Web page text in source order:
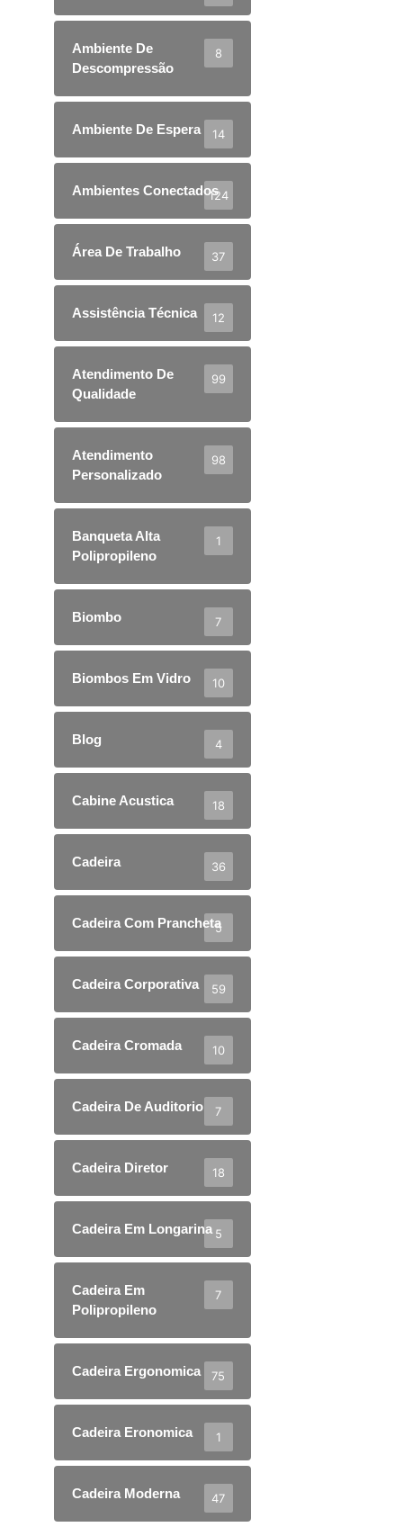
Ambiente De
Descompressão
8
Ambiente De Espera 14
Ambientes Conectados124
Área De Trabalho 37
Assistência Técnica 12
Atendimento De
Qualidade
99
Atendimento
Personalizado
98
Banqueta Alta
Polipropileno
1
Biombo 7
Biombos Em Vidro 10
Blog 4
Cabine Acustica 18
Cadeira 36
Cadeira Com Prancheta
5
Cadeira Corporativa 59
Cadeira Cromada 10
Cadeira De Auditorio 7
Cadeira Diretor 18
Cadeira Em Longarina 5
Cadeira Em
Polipropileno
7
Cadeira Ergonomica 75
Cadeira Eronomica 1
Cadeira Moderna 47